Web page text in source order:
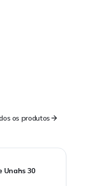
os produtos
Unahs 30